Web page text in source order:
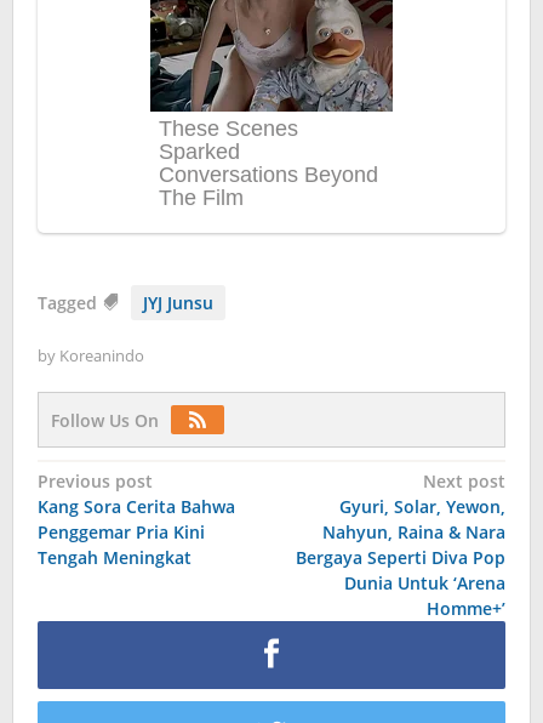
Tagged JYJ Junsu
by Koreanindo
Follow Us On
Post
navigation
Previous post
Kang Sora Cerita Bahwa
Penggemar Pria Kini
Tengah Meningkat
Next post
Gyuri, Solar, Yewon,
Nahyun, Raina & Nara
Bergaya Seperti Diva Pop
Dunia Untuk ‘Arena
Homme+’